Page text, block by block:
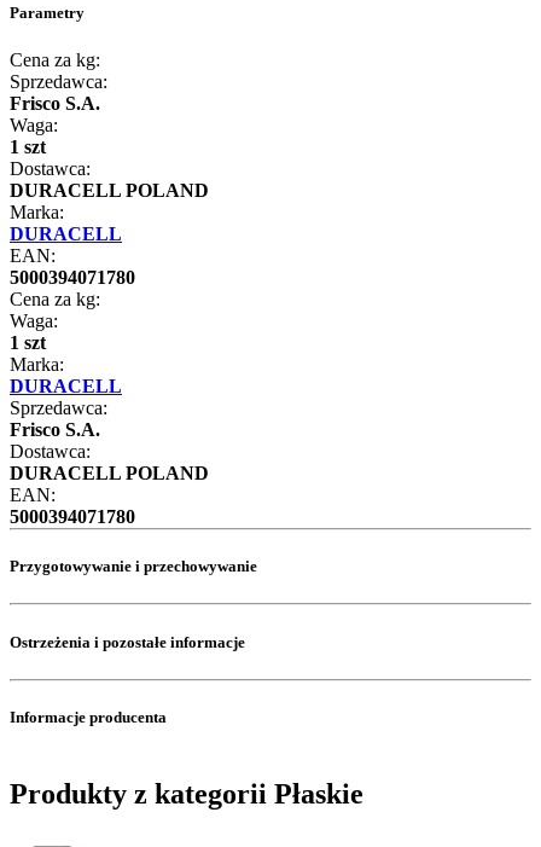
Parametry
Cena za kg:
Sprzedawca:
Frisco S.A.
Waga:
1 szt
Dostawca:
DURACELL POLAND
Marka:
DURACELL
EAN:
5000394071780
Cena za kg:
Waga:
1 szt
Marka:
DURACELL
Sprzedawca:
Frisco S.A.
Dostawca:
DURACELL POLAND
EAN:
5000394071780
Przygotowywanie i przechowywanie
Ostrzeżenia i pozostałe informacje
Informacje producenta
Produkty z kategorii Płaskie